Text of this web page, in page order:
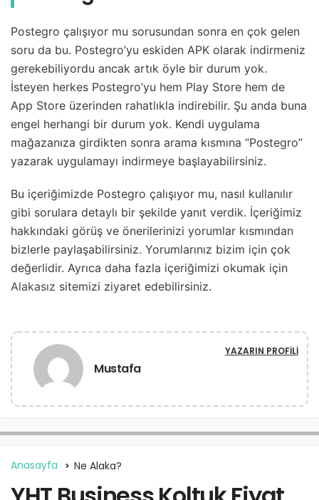
Postegro çalışıyor mu sorusundan sonra en çok gelen
soru da bu. Postegro’yu eskiden APK olarak indirmeniz
gerekebiliyordu ancak artık öyle bir durum yok.
İsteyen herkes Postegro’yu hem Play Store hem de
App Store üzerinden rahatlıkla indirebilir. Şu anda buna
engel herhangi bir durum yok. Kendi uygulama
mağazanıza girdikten sonra arama kısmına “Postegro”
yazarak uygulamayı indirmeye başlayabilirsiniz.
Bu içeriğimizde Postegro çalışıyor mu, nasıl kullanılır
gibi sorulara detaylı bir şekilde yanıt verdik. İçeriğimiz
hakkındaki görüş ve önerilerinizi yorumlar kısmından
bizlerle paylaşabilirsiniz. Yorumlarınız bizim için çok
değerlidir. Ayrıca daha fazla içeriğimizi okumak için
Alakasız sitemizi ziyaret edebilirsiniz.
Mustafa
YAZARIN PROFILI
Anasayfa Ne Alaka?